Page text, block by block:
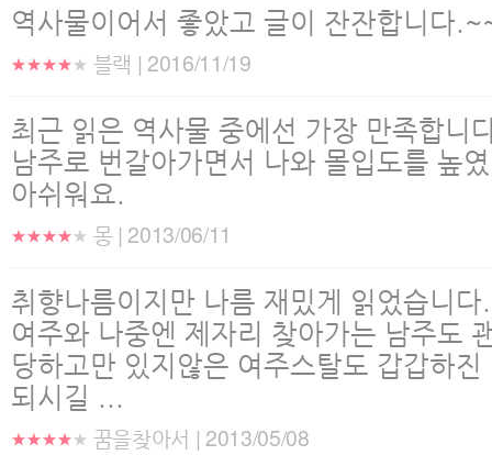
역사물이어서 좋았고 글이 잔잔합니다
블랙 | 2016/11/19
최근 읽은 역사물 중에선 가장 만족합니
남주로 번갈아가면서 나와 몰입도를 높
아쉬워요.
몽 | 2013/06/11
취향나름이지만 나름 재밌게 읽었습니
여주와 나중엔 제자리 찾아가는 남주도
당하고만 있지않은 여주스탈도 갑갑하
되시길 ...
꿈을찾아서 | 2013/05/08